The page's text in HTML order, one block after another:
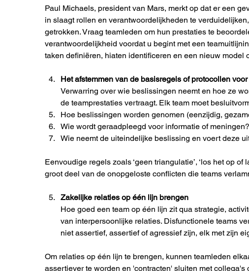
Paul Michaels, president van Mars, merkt op dat er een
in slaagt rollen en verantwoordelijkheden te
getrokken. Vraag teamleden om hun prestaties te
verantwoordelijkheid voordat u begint met een
taken definiëren, hiaten identificeren en een nieuw
Het afstemmen van de basisregels of protocollen
Verwarring over wie beslissingen neemt en hoe ze
de teamprestaties vertraagt. Elk team moet
Hoe beslissingen worden genomen (eenzijdig,
Wie wordt geraadpleegd voor informatie of meningen?
Wie neemt de uiteindelijke beslissing en voert deze
Eenvoudige regels zoals ‘geen triangulatie’, ‘los het op of
groot deel van de onopgeloste conflicten die teams
Zakelijke relaties op één lijn brengen
Hoe goed een team op één lijn zit qua strategie,
van interpersoonlijke relaties. Disfunctionele teams
niet assertief, assertief of agressief zijn, elk met zijn
Om relaties op één lijn te brengen, kunnen teamleden
assertiever te worden en 'contracten' sluiten met